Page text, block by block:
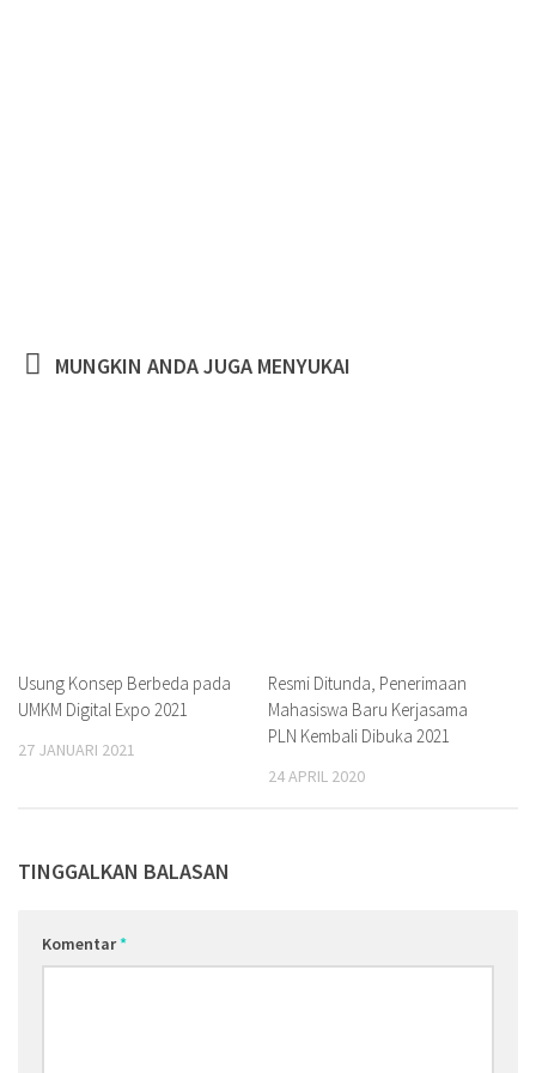
MUNGKIN ANDA JUGA MENYUKAI
Usung Konsep Berbeda pada
UMKM Digital Expo 2021
27 JANUARI 2021
Resmi Ditunda, Penerimaan
Mahasiswa Baru Kerjasama
PLN Kembali Dibuka 2021
24 APRIL 2020
TINGGALKAN BALASAN
Komentar*